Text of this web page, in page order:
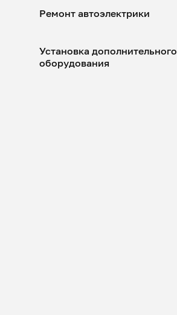
Ремонт автоэлектрики
Установка дополнительного
оборудования